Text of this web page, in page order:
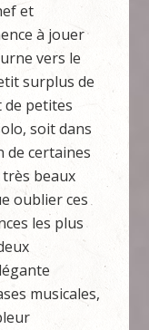
et
à jouer
vers le
surplus de
de petites
soit dans
de certaines
très beaux
oublier ces
les plus
musicales,